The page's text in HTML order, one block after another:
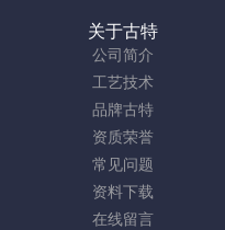
关于古特
公司简介
工艺技术
品牌古特
资质荣誉
常见问题
资料下载
在线留言